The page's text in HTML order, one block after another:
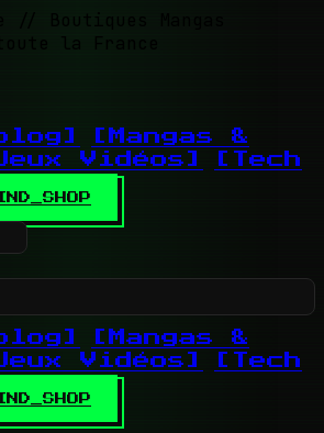
// Boutiques Mangas
la France
[Mangas &
Vidéos]
[Tech
[Mangas &
Vidéos]
[Tech